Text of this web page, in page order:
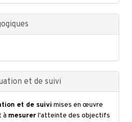
et de suivi
et de suivi mises en œuvre
à mesurerl'atteinte des objectifs